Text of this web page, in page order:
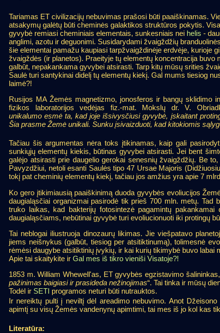
Tariamas ET civilizacijų nebuvimas prašosi būti paaiškinamas.
atsakymų galėtų būti cheminės galaktikos struktūros pokytis.
gyvybė remiasi cheminiais elementais, sunkesniais nei helis -
anglimi, azotu ir deguonimi. Susidarydami žvaigždžių
šie elementai pamažu kaupiasi tarpžvaigždinėje erdvėje, kurioje
žvaigždės (ir planetos). Praeityje tų elementų koncentracija buvo
galbūt, nepakankama gyvybei atsirasti. Tarp kitų mūsų srities
Saulė turi santykinai didelį tų elementų kiekį. Gal mums tiesiog
laimė?!
Rusijos MA Žemės magnetizmo, jonosferos ir bangų sklidimo
fizikos laboratorijos vedėjas fiz.-mat. Mokslų dr. V.
unikalumo esmė ta, kad joje išsivysčiusi gyvybė, įskaitant
Šia prasme Žemė unikali. Sunku įsivaizduoti, kad kitokiomis
Tačiau šis argumentas nėra toks įtikinamas, kaip gali
sunkiųjų elementų kiekis, būtinas gyvybei atsirasti. Jei bent
galėjo atsirasti prie daugelio gerokai senesnių žvaigždžių. Be
Pavyzdžiui, netoli esanti Saulės tipo 47 Ursae Majoris
tokį pat cheminių elementų kiekį, tačiau jos amžius yra apie 7
Ko gero įtikimiausią paaiškinimą duoda gyvybės evoliucijos
daugialąsčiai organizmai pasirodė tik prieš 700 mln. metų.
truko laikas, kad bakterijų fotosintezė pagamintų
daugialąsčiams, nebūtinai gyvybė turi evoliucionuoti iki protingų
Tai neblogai iliustruoja dinozaurų likimas. Jie viešpatavo
jiems neišnykus (galbūt, tiesiog per atsitiktinumą), tolimesnė
rėmėsi daugybe atsitiktinių įvykių, ir kai kurių tikimybė buvo labai
Apie tai skaitykite ir Gal mes iš tikro vieniši Visatoje?!
1853 m. William Whewell'as, ET gyvybės egzistavimo
pažinimas baigiasi ir prasideda nežinojimas“. Tai tinka ir mūsų
Todėl ir SETI programos neturi būti nutrauktos.
Ir nereiktų pulti į neviltį dėl areadimo nebuvimo. Anot Džeisono
apimtį su visų Žemės vandenynų apimtimi, tai mes iš jo kol kas
Literatūra: